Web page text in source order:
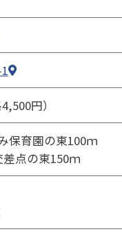
円）
保育園の東100ｍ
点の東150ｍ
し、送信